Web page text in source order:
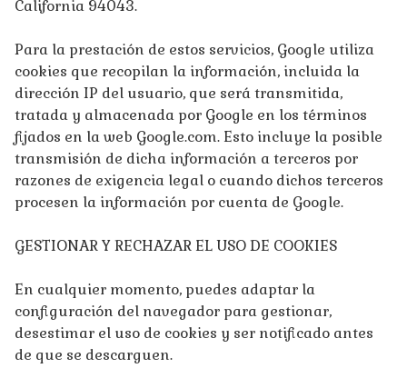
California 94043.
Para la prestación de estos servicios, Google utiliza
cookies que recopilan la información, incluida la
dirección IP del usuario, que será transmitida,
tratada y almacenada por Google en los términos
fijados en la web Google.com. Esto incluye la posible
transmisión de dicha información a terceros por
razones de exigencia legal o cuando dichos terceros
procesen la información por cuenta de Google.
GESTIONAR Y RECHAZAR EL USO DE COOKIES
En cualquier momento, puedes adaptar la
configuración del navegador para gestionar,
desestimar el uso de cookies y ser notificado antes
de que se descarguen.